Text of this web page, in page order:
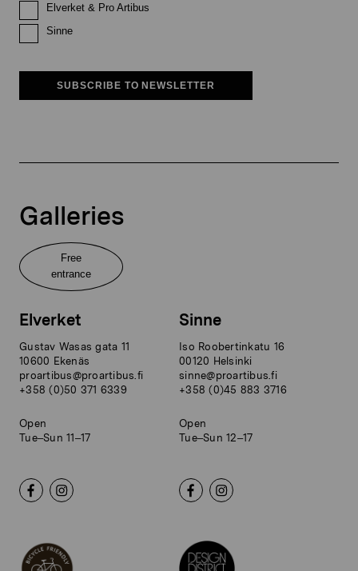
Elverket & Pro Artibus
Sinne
SUBSCRIBE TO NEWSLETTER
Galleries
Free
entrance
Elverket
Gustav Wasas gata 11
10600 Ekenäs
proartibus@proartibus.fi
+358 (0)50 371 6339
Open
Tue–Sun 11–17
Sinne
Iso Roobertinkatu 16
00120 Helsinki
sinne@proartibus.fi
+358 (0)45 883 3716
Open
Tue–Sun 12–17